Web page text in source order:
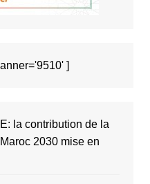
]
la contribution de la
2030 mise en